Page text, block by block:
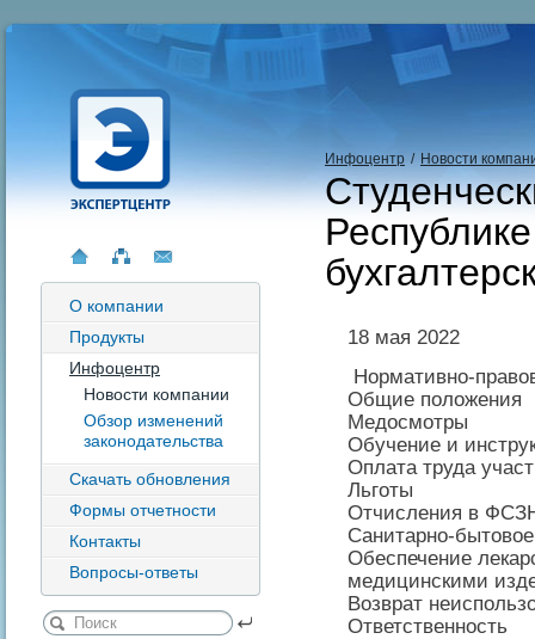
О компании
Продукты
Инфоцентр
Новости компании
Обзор изменений
законодательства
Скачать обновления
Формы отчетности
Контакты
Вопросы-ответы
Инфоцентр / Новости
18 мая 2022
Нормативно-
Общие положения
Медосмотры
Обучение и
Оплата труда
Льготы
Отчисления в
Санитарно-
Обеспечение
медицинскими
Возврат
Ответственность